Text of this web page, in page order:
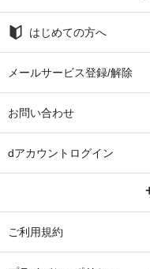
はじめての方へ
メールサービス登録/解除
お問い合わせ
dアカウントログイン
ご利用規約